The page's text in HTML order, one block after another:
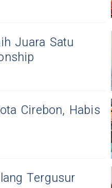
Juara Satu
Cirebon, Habis
Tergusur